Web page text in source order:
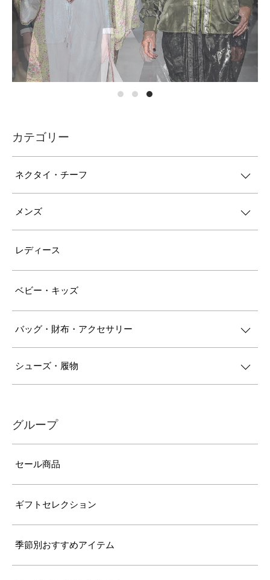
カテゴリー
ネクタイ・チーフ
メンズ
レディース
ベビー・キッズ
バッグ・財布・アクセサリー
シューズ・履物
グループ
セール商品
ギフトセレクション
季節別おすすめアイテム